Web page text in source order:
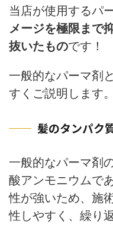
当店が使用するパ
メージを極限まで
抜いたものです！
一般的なパーマ剤
すくご説明します。
髪のタンパク
一般的なパーマ剤
酸アンモニウムで
性が強いため、施
性しやすく、繰り